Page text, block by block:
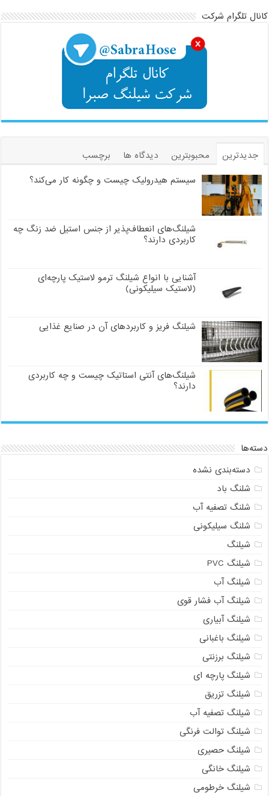
کانال تلگرام شرکت
جدیدترین محبوبترین دیدگاه ها
برچسب
سیستم هیدرولیک چیست و چگونه کار می‌کند؟
شیلنگ‌های انعطاف‌پذیر از جنس استیل ضد زنگ چه
کاربردی دارند؟
آشنایی با انواع شیلنگ ترمو لاستیک پارچه‌ای
(لاستیک سیلیکونی)
شیلنگ فریز و کاربردهای آن در صنایع غذایی
شیلنگ‌های آنتی استاتیک چیست و چه کاربردی
دارند؟
دسته‌ها
دسته‌بندی نشده
شلنگ باد
شلنگ تصفیه آب
شلنگ سیلیکونی
شیلنگ
شیلنگ PVC
شیلنگ آب
شیلنگ آب فشار قوی
شیلنگ آبیاری
شیلنگ باغبانی
شیلنگ برزنتی
شیلنگ پارچه ای
شیلنگ تزریق
شیلنگ تصفیه آب
شیلنگ توالت فرنگی
شیلنگ حصیری
شیلنگ خانگی
شیلنگ خرطومی